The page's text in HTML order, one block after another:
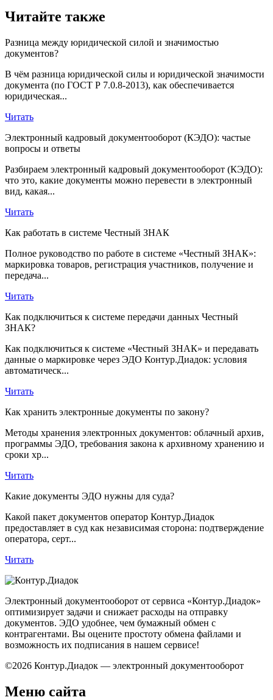
Читайте также
Разница между юридической силой и значимостью
документов?
В чём разница юридической силы и юридической значимости
документа (по ГОСТ Р 7.0.8-2013), как обеспечивается
юридическая...
Читать
Электронный кадровый документооборот (КЭДО): частые
вопросы и ответы
Разбираем электронный кадровый документооборот (КЭДО):
что это, какие документы можно перевести в электронный
вид, какая...
Читать
Как работать в системе Честный ЗНАК
Полное руководство по работе в системе «Честный ЗНАК»:
маркировка товаров, регистрация участников, получение и
передача...
Читать
Как подключиться к системе передачи данных Честный
ЗНАК?
Как подключиться к системе «Честный ЗНАК» и передавать
данные о маркировке через ЭДО Контур.Диадок: условия
автоматическ...
Читать
Как хранить электронные документы по закону?
Методы хранения электронных документов: облачный архив,
программы ЭДО, требования закона к архивному хранению и
сроки хр...
Читать
Какие документы ЭДО нужны для суда?
Какой пакет документов оператор Контур.Диадок
предоставляет в суд как независимая сторона: подтверждение
оператора, серт...
Читать
Электронный документооборот от сервиса «Контур.Диадок»
оптимизирует задачи и снижает расходы на отправку
документов. ЭДО удобнее, чем бумажный обмен с
контрагентами. Вы оцените простоту обмена файлами и
возможность их подписания в нашем сервисе!
©2026 Контур.Диадок — электронный документооборот
Меню сайта